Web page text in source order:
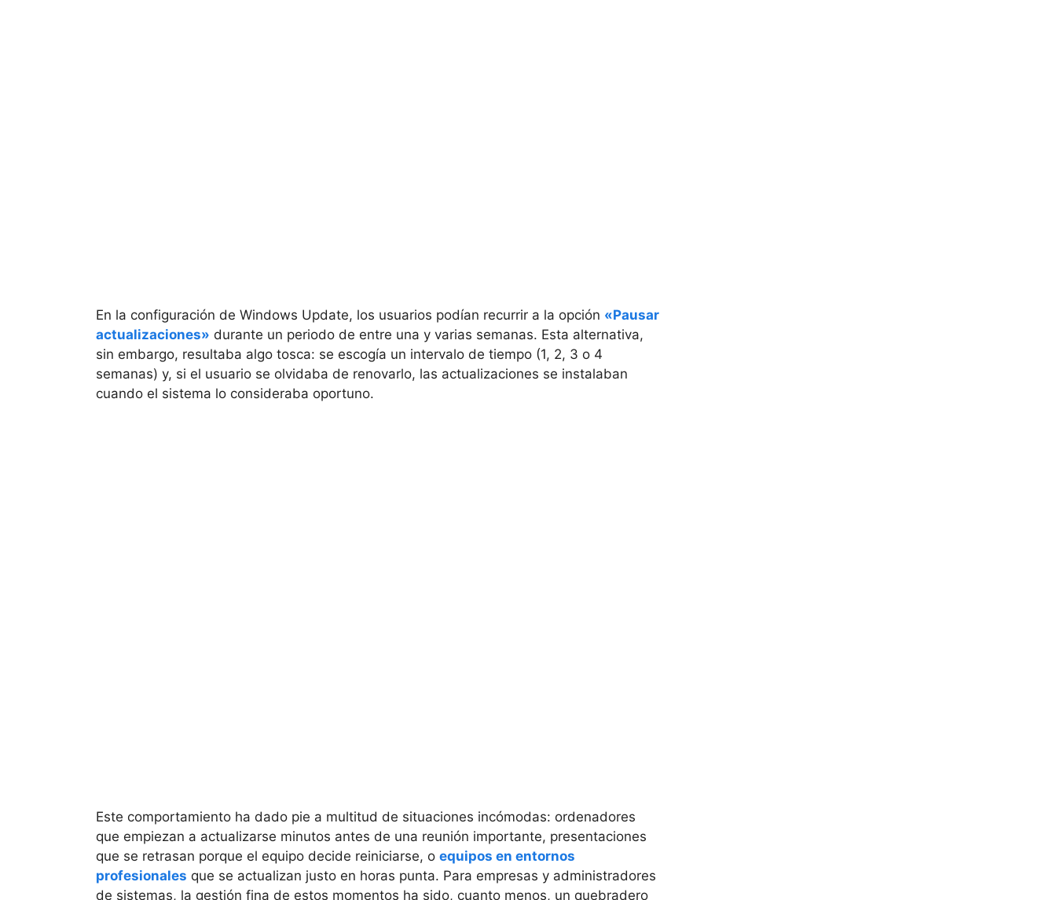
En la configuración de Windows Update, los usuarios podían recurrir a la opción «Pausar
actualizaciones» durante un periodo de entre una y varias semanas. Esta alternativa,
sin embargo, resultaba algo tosca: se escogía un intervalo de tiempo (1, 2, 3 o 4
semanas) y, si el usuario se olvidaba de renovarlo, las actualizaciones se instalaban
cuando el sistema lo consideraba oportuno.
Este comportamiento ha dado pie a multitud de situaciones incómodas: ordenadores
que empiezan a actualizarse minutos antes de una reunión importante, presentaciones
que se retrasan porque el equipo decide reiniciarse, o equipos en entornos
profesionales que se actualizan justo en horas punta. Para empresas y administradores
de sistemas, la gestión fina de estos momentos ha sido, cuanto menos, un quebradero